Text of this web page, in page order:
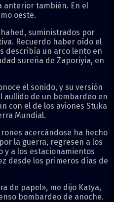
anterior también. En el
oeste.
suministrados por
Recuerdo haber oído el
describía un arco lento en
sureña de Zaporiyia, en
el sonido, y su versión
aullido de un bombardeo en
con el de los aviones Stuka
Mundial.
acercándose ha hecho
la guerra, regresen a los
y a los estacionamientos
desde los primeros días de
de papel», me dijo Katya,
bombardeo de anoche.